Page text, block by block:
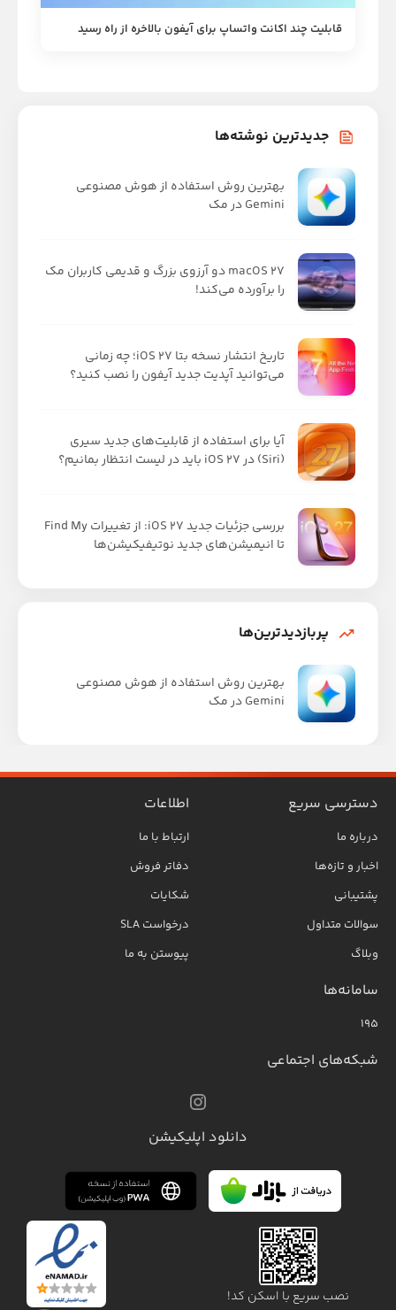
قابلیت چند اکانت واتساپ برای آیفون بالاخره از راه رسید
جدیدترین نوشته‌ها
بهترین روش استفاده از هوش مصنوعی
Gemini در مک
macOS 27 دو آرزوی بزرگ و قدیمی کاربران مک
را برآورده می‌کند!
تاریخ انتشار نسخه بتا iOS 27؛ چه زمانی
می‌توانید آپدیت جدید آیفون را نصب کنید؟
آیا برای استفاده از قابلیت‌های جدید سیری
(Siri) در iOS 27 باید در لیست انتظار بمانیم؟
بررسی جزئیات جدید iOS 27: از تغییرات Find My
تا انیمیشن‌های جدید نوتیفیکیشن‌ها
پربازدیدترین‌ها
بهترین روش استفاده از هوش مصنوعی
Gemini در مک
دسترسی سریع
درباره ما
اخبار و تازه‌ها
پشتیبانی
سوالات متداول
وبلاگ
اطلاعات
ارتباط با ما
دفاتر فروش
شکایات
درخواست SLA
پیوستن به ما
سامانه‌ها
۱۹۵
شبکه‌های اجتماعی
دانلود اپلیکیشن
نصب سریع با اسکن کد!